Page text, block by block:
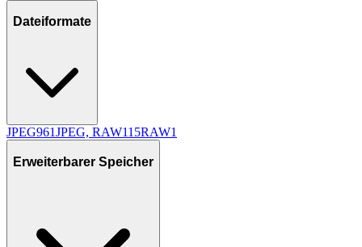
Dateiformate
JPEG961JPEG, RAW115RAW1
Erweiterbarer Speicher